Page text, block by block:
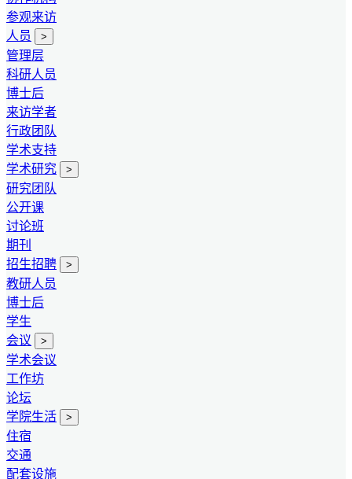
参观来访
人员
>
管理层
科研人员
博士后
来访学者
行政团队
学术支持
学术研究
>
研究团队
公开课
讨论班
期刊
招生招聘
>
教研人员
博士后
学生
会议
>
学术会议
工作坊
论坛
学院生活
>
住宿
交通
配套设施